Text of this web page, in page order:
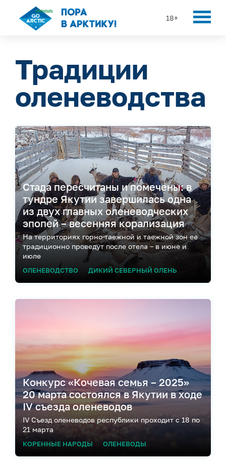
18+
Традиции
оленеводства
Стада пересчитаны и помечены: в
тундре Якутии завершилась одна
из двух главных оленеводческих
эпопей – весенняя корализация
На территориях горно-таежной и таежной зон ее
традиционно проведут после отела – в июне и
июле
ОЛЕНЕВОДСТВО ДИКИЙ СЕВЕРНЫЙ ОЛЕНЬ
Конкурс «Кочевая семья – 2025»
20 марта состоялся в Якутии в ходе
IV съезда оленеводов
IV Съезд оленеводов республики проходит с 18 по
21 марта
КОРЕННЫЕ НАРОДЫ ОЛЕНЕВОДЫ